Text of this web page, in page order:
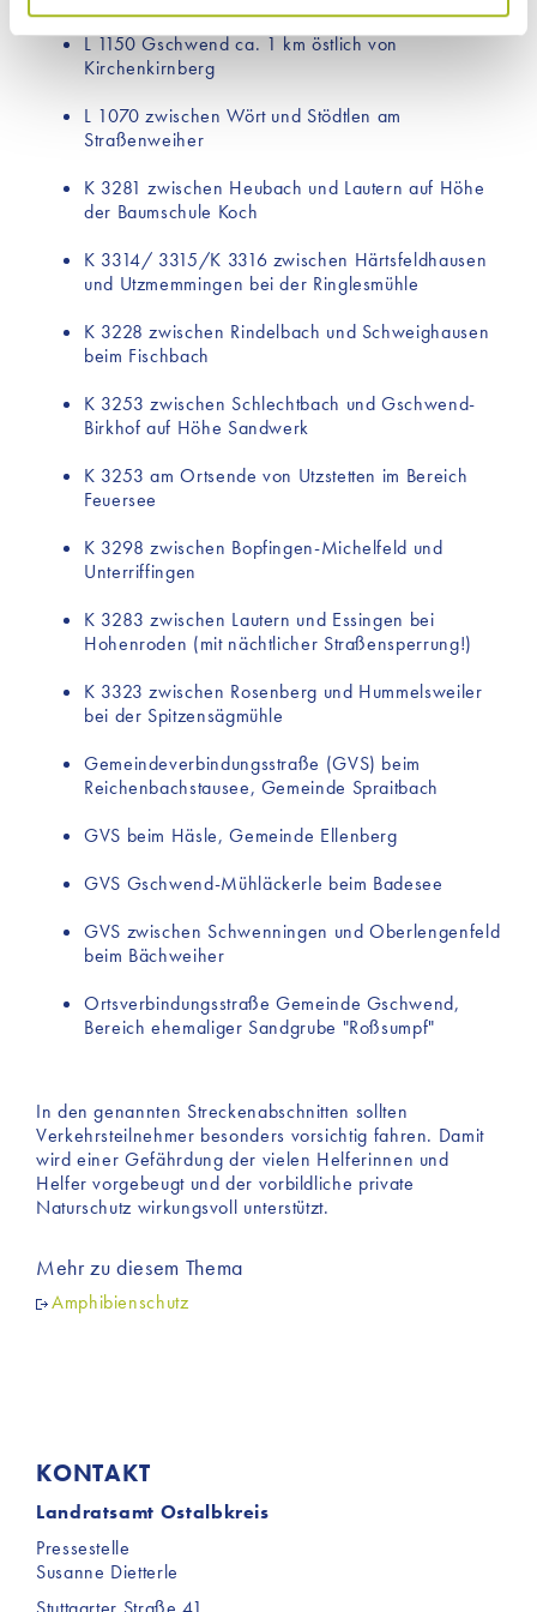
Funktionalität unserer Website benötigen. Durch den
Einsatz dieser Cookies werden aktiv keine Daten an
Dritte weitergegeben. Jedoch sind auf unserer Website
Inhalte von Drittanbietern eingebunden, die
möglicherweise Cookies für Marketingzwecke
Anwendung kommen, finden Sie unter dem Reiter
„Details“ und in unserer Datenschutzerklärung ».
L 1150 Gschwend ca. 1 km östlich von
Kirchenkirnberg
L 1070 zwischen Wört und Stödtlen am
Straßenweiher
K 3281 zwischen Heubach und Lautern auf Höhe
der Baumschule Koch
K 3314/ 3315/K 3316 zwischen Härtsfeldhausen
und Utzmemmingen bei der Ringlesmühle
K 3228 zwischen Rindelbach und Schweighausen
beim Fischbach
K 3253 zwischen Schlechtbach und Gschwend-
Birkhof auf Höhe Sandwerk
K 3253 am Ortsende von Utzstetten im Bereich
Feuersee
K 3298 zwischen Bopfingen-Michelfeld und
Unterriffingen
K 3283 zwischen Lautern und Essingen bei
Hohenroden (mit nächtlicher Straßensperrung!)
K 3323 zwischen Rosenberg und Hummelsweiler
bei der Spitzensägmühle
Gemeindeverbindungsstraße (GVS) beim
Reichenbachstausee, Gemeinde Spraitbach
GVS beim Häsle, Gemeinde Ellenberg
GVS Gschwend-Mühläckerle beim Badesee
GVS zwischen Schwenningen und Oberlengenfeld
beim Bächweiher
Ortsverbindungsstraße Gemeinde Gschwend,
Bereich ehemaliger Sandgrube "Roßsumpf"
In den genannten Streckenabschnitten sollten
Verkehrsteilnehmer besonders vorsichtig fahren. Damit
wird einer Gefährdung der vielen Helferinnen und
Helfer vorgebeugt und der vorbildliche private
Naturschutz wirkungsvoll unterstützt.
Mehr zu diesem Thema
Amphibienschutz
KONTAKT
Landratsamt Ostalbkreis
Pressestelle
Susanne Dietterle